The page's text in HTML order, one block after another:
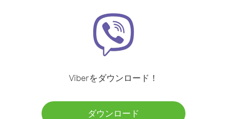
Viberをダウンロード！
ダウンロード